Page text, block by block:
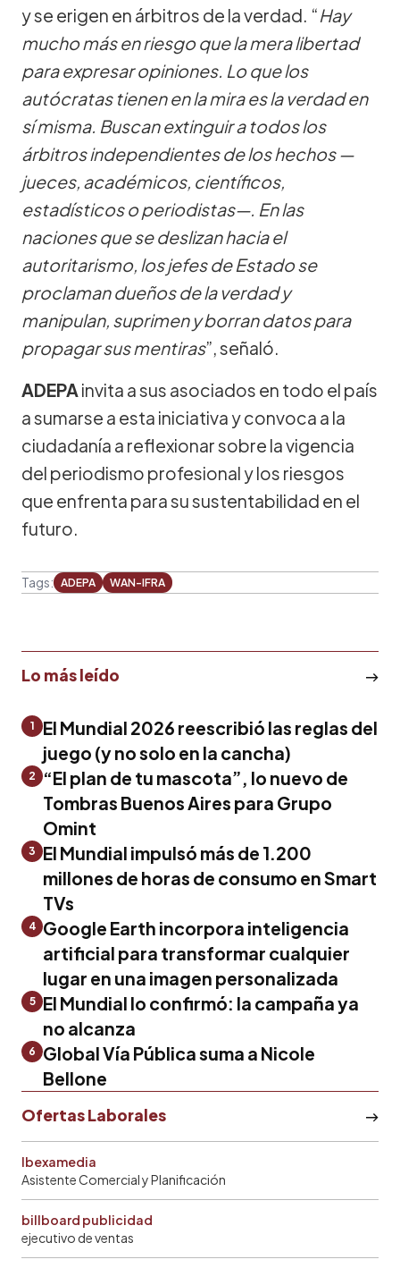
y se erigen en árbitros de la verdad. “Hay
mucho más en riesgo que la mera libertad
para expresar opiniones. Lo que los
autócratas tienen en la mira es la verdad en
sí misma. Buscan extinguir a todos los
árbitros independientes de los hechos —
jueces, académicos, científicos,
estadísticos o periodistas—. En las
naciones que se deslizan hacia el
autoritarismo, los jefes de Estado se
proclaman dueños de la verdad y
manipulan, suprimen y borran datos para
propagar sus mentiras”, señaló.
ADEPA invita a sus asociados en todo el país
a sumarse a esta iniciativa y convoca a la
ciudadanía a reflexionar sobre la vigencia
del periodismo profesional y los riesgos
que enfrenta para su sustentabilidad en el
futuro.
Tags: ADEPA WAN-IFRA
Lo más leído
1
El Mundial 2026 reescribió las reglas del
juego (y no solo en la cancha)
2
“El plan de tu mascota”, lo nuevo de
Tombras Buenos Aires para Grupo
Omint
3
El Mundial impulsó más de 1.200
millones de horas de consumo en Smart
TVs
4 Google Earth incorpora inteligencia
artificial para transformar cualquier
lugar en una imagen personalizada
5
El Mundial lo confirmó: la campaña ya
no alcanza
6
Global Vía Pública suma a Nicole
Bellone
Ofertas Laborales
Ibexamedia
Asistente Comercial y Planificación
billboard publicidad
ejecutivo de ventas